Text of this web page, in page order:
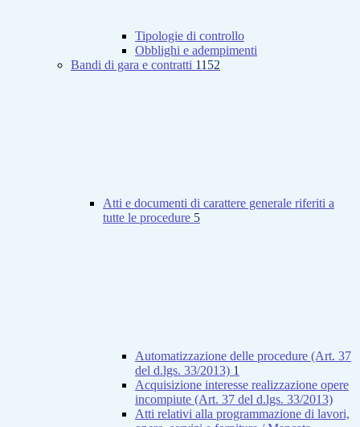
Tipologie di controllo
Obblighi e adempimenti
Bandi di gara e contratti 1152
Atti e documenti di carattere generale riferiti a
tutte le procedure 5
Automatizzazione delle procedure (Art. 37
del d.lgs. 33/2013) 1
Acquisizione interesse realizzazione opere
incompiute (Art. 37 del d.lgs. 33/2013)
Atti relativi alla programmazione di lavori,